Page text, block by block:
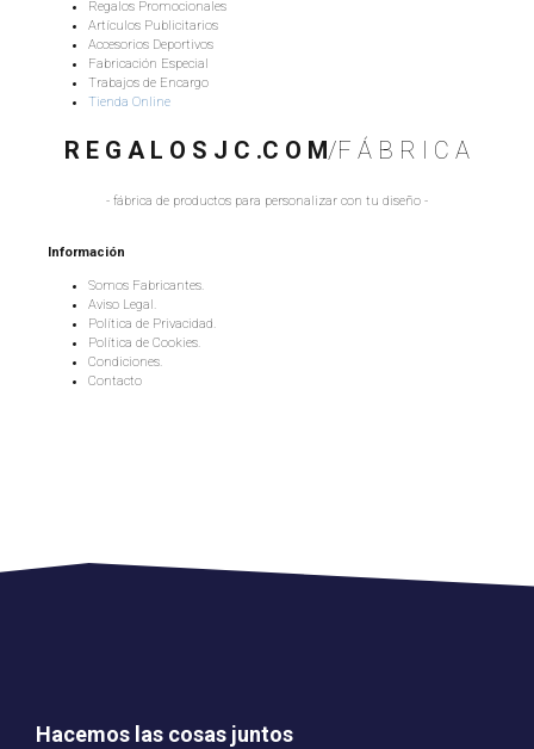
Regalos Promocionales
Artículos Publicitarios
Accesorios Deportivos
Fabricación Especial
Trabajos de Encargo
Tienda Online
R E G A L O S J C .C O M/F Á B R I C A
- fábrica de productos para personalizar con tu diseño -
Información
Somos Fabricantes.
Aviso Legal.
Política de Privacidad.
Política de Cookies.
Condiciones.
Contacto
Hacemos las cosas juntos